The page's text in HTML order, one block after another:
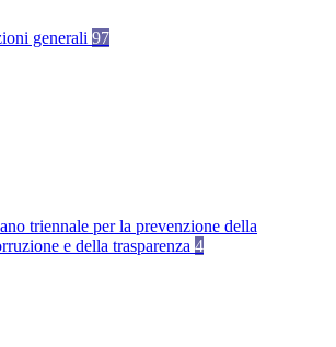
generali 97
triennale per la prevenzione della
e della trasparenza 4